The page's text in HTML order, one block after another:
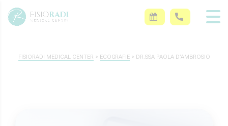
FISIORADI MEDICAL CENTER > ECOGRAFIE> DR.SSA PAOLA D’AMBROSIO